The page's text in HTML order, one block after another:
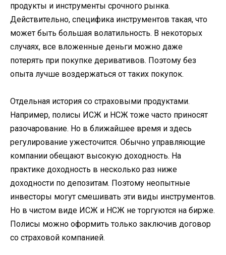
продукты и инструменты срочного рынка.
Действительно, специфика инструментов такая, что
может быть большая волатильность. В некоторых
случаях, все вложенные деньги можно даже
потерять при покупке деривативов. Поэтому без
опыта лучше воздержаться от таких покупок.
Отдельная история со страховыми продуктами.
Например, полисы ИСЖ и НСЖ тоже часто приносят
разочарование. Но в ближайшее время и здесь
регулирование ужесточится. Обычно управляющие
компании обещают высокую доходность. На
практике доходность в несколько раз ниже
доходности по депозитам. Поэтому неопытные
инвесторы могут смешивать эти виды инструментов.
Но в чистом виде ИСЖ и НСЖ не торгуются на бирже.
Полисы можно оформить только заключив договор
со страховой компанией.